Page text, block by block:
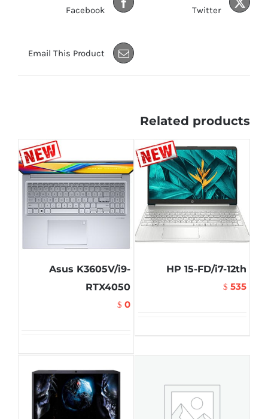
Facebook
Twitter
Email This Product
Related products
HP 15-FD/i7-12th
$ 535
Asus K3605V/i9-
RTX4050
$ 0